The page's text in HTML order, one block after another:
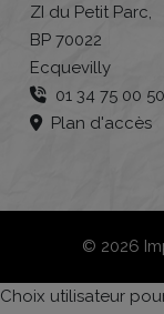
ZI du Petit Parc,
BP 70022
Ecquevilly
01 34 75 00 50
Plan d'accès
© 2026
Choix utilisateur